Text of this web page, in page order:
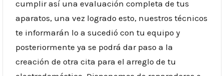
cumplir así una evaluación completa de tus
aparatos, una vez logrado esto, nuestros técnicos
te informarán lo a sucedió con tu equipo y
posteriormente ya se podrá dar paso a la
creación de otra cita para el arreglo de tu